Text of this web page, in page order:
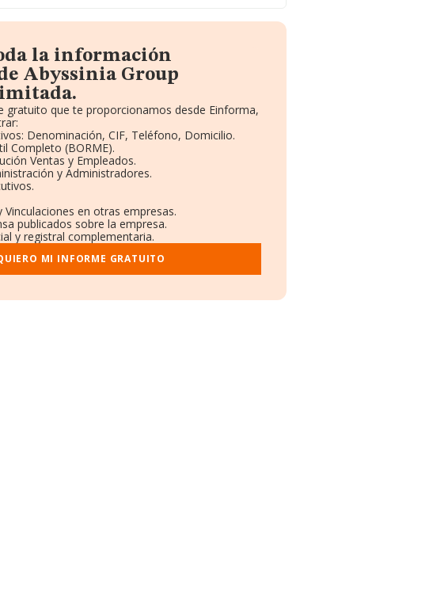
la información
Abyssinia Group
gratuito que te proporcionamos desde Einforma,
Denominación, CIF, Teléfono, Domicilio.
Completo (BORME).
Ventas y Empleados.
y Administradores.
Vinculaciones en otras empresas.
publicados sobre la empresa.
y registral complementaria.
MI INFORME GRATUITO